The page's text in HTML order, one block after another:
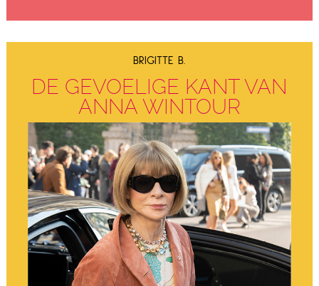
BRIGITTE B.
DE GEVOELIGE KANT VAN
ANNA WINTOUR